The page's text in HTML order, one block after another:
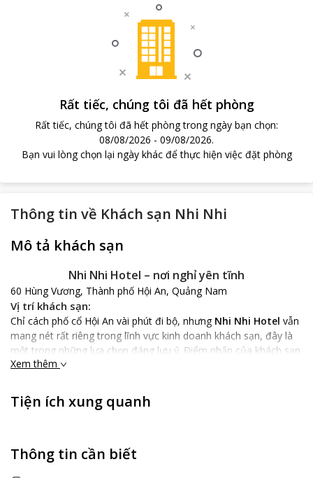
Rất tiếc, chúng tôi đã hết phòng
Rất tiếc, chúng tôi đã hết phòng trong ngày bạn chọn:
08/08/2026 - 09/08/2026.
Bạn vui lòng chọn lại ngày khác để thực hiện việc đặt phòng
Thông tin về Khách sạn Nhi Nhi
Mô tả khách sạn
Nhi Nhi Hotel – nơi nghỉ yên tĩnh
60 Hùng Vương, Thành phố Hội An, Quảng Nam
Vị trí khách sạn:
Chỉ cách phố cổ Hội An vài phút đi bộ, nhưng Nhi Nhi Hotel vẫn
mang nét rất riêng trong lĩnh vực kinh doanh khách sạn, đây là
một trong những lựa chọn đáng lưu ý. Điểm nhấn của khách sạn
chính là vị trí gần ngay trung tâm phố cổ, cùng các di tích lịch sử
được phố cổ, chợ Hội An, Chùa Ông hay cầu Nhật Tân… và
Nhi Hotelchính là một sự lựa chọn tuyệt vời.
sang trọng, đồ nội thất được bố trí hài hòa tạo nên vẻ đẹp tổng
Xem thêm
Tiện ích xung quanh
Thông tin cần biết